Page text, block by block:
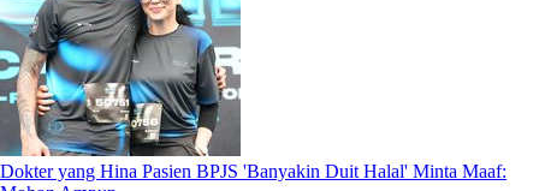
Dokter yang Hina Pasien BPJS 'Banyakin Duit Halal' Minta Maaf: